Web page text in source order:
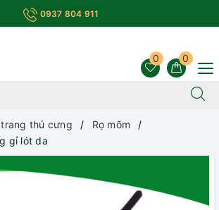
0937 804 911
0
0
thú cưng
Rọ mõm
gỉ lót da